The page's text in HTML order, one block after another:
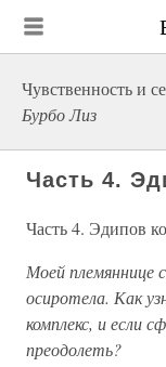
Чувственность и
Бурбо Лиз
Часть 4.
Часть 4. Эдипов
Моей племяннице
осиротела. Как
комплекс, и если
преодолеть?